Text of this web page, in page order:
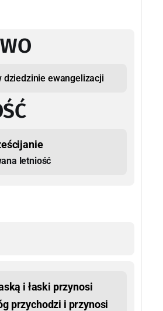
dziedzinie ewangelizacji
letniość
i łaski przynosi
przychodzi i przynosi